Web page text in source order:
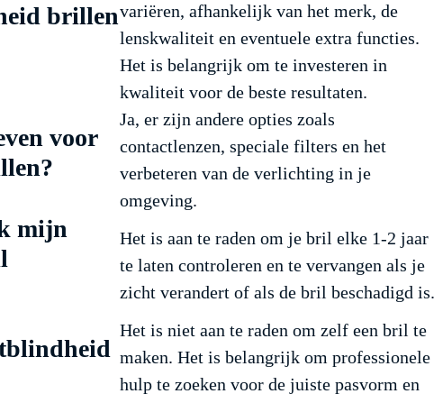
brillenvariëren, afhankelijk van het merk, de
lenskwaliteit en eventuele extra functies.
Het is belangrijk om te investeren in
kwaliteit voor de beste resultaten.
voor
Ja, er zijn andere opties zoals
contactlenzen, speciale filters en het
verbeteren van de verlichting in je
omgeving.
mijn
Het is aan te raden om je bril elke 1-2 jaar
te laten controleren en te vervangen als je
zicht verandert of als de bril beschadigd is.
Het is niet aan te raden om zelf een bril te
maken. Het is belangrijk om professionele
hulp te zoeken voor de juiste pasvorm en